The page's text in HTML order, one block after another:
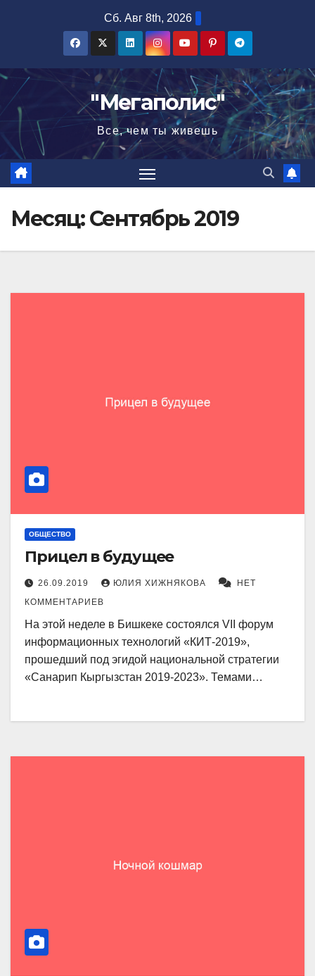
Сб. Авг 8th, 2026
"Мегаполис"
Все, чем ты живешь
Месяц:Сентябрь 2019
ОБЩЕСТВО
Прицел в будущее
26.09.2019 ЮЛИЯ ХИЖНЯКОВА
НЕТ
КОММЕНТАРИЕВ
На этой неделе в Бишкеке состоялся VII форум
информационных технологий «КИТ-2019»,
прошедший под эгидой национальной стратегии
«Санарип Кыргызстан 2019-2023». Темами…